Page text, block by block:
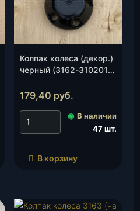
Колпак колеса (декор.)
черный (3162-3102012-
179,40 руб.
◉ В наличии
47 шт.
В корзину